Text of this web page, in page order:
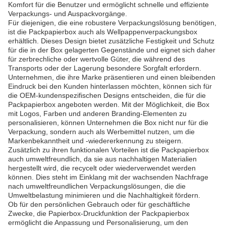
Komfort für die Benutzer und ermöglicht schnelle und effiziente
Verpackungs- und Auspackvorgänge.
Für diejenigen, die eine robustere Verpackungslösung benötigen,
ist die Packpapierbox auch als Wellpappenverpackungsbox
erhältlich. Dieses Design bietet zusätzliche Festigkeit und Schutz
für die in der Box gelagerten Gegenstände und eignet sich daher
für zerbrechliche oder wertvolle Güter, die während des
Transports oder der Lagerung besondere Sorgfalt erfordern.
Unternehmen, die ihre Marke präsentieren und einen bleibenden
Eindruck bei den Kunden hinterlassen möchten, können sich für
die OEM-kundenspezifischen Designs entscheiden, die für die
Packpapierbox angeboten werden. Mit der Möglichkeit, die Box
mit Logos, Farben und anderen Branding-Elementen zu
personalisieren, können Unternehmen die Box nicht nur für die
Verpackung, sondern auch als Werbemittel nutzen, um die
Markenbekanntheit und -wiedererkennung zu steigern.
Zusätzlich zu ihren funktionalen Vorteilen ist die Packpapierbox
auch umweltfreundlich, da sie aus nachhaltigen Materialien
hergestellt wird, die recycelt oder wiederverwendet werden
können. Dies steht im Einklang mit der wachsenden Nachfrage
nach umweltfreundlichen Verpackungslösungen, die die
Umweltbelastung minimieren und die Nachhaltigkeit fördern.
Ob für den persönlichen Gebrauch oder für geschäftliche
Zwecke, die Papierbox-Druckfunktion der Packpapierbox
ermöglicht die Anpassung und Personalisierung, um den